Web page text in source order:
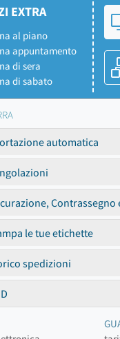
EXTRA
al piano
appuntamento
di sera
di sabato
automatica
Contrassegno
le tue etichette
spedizioni